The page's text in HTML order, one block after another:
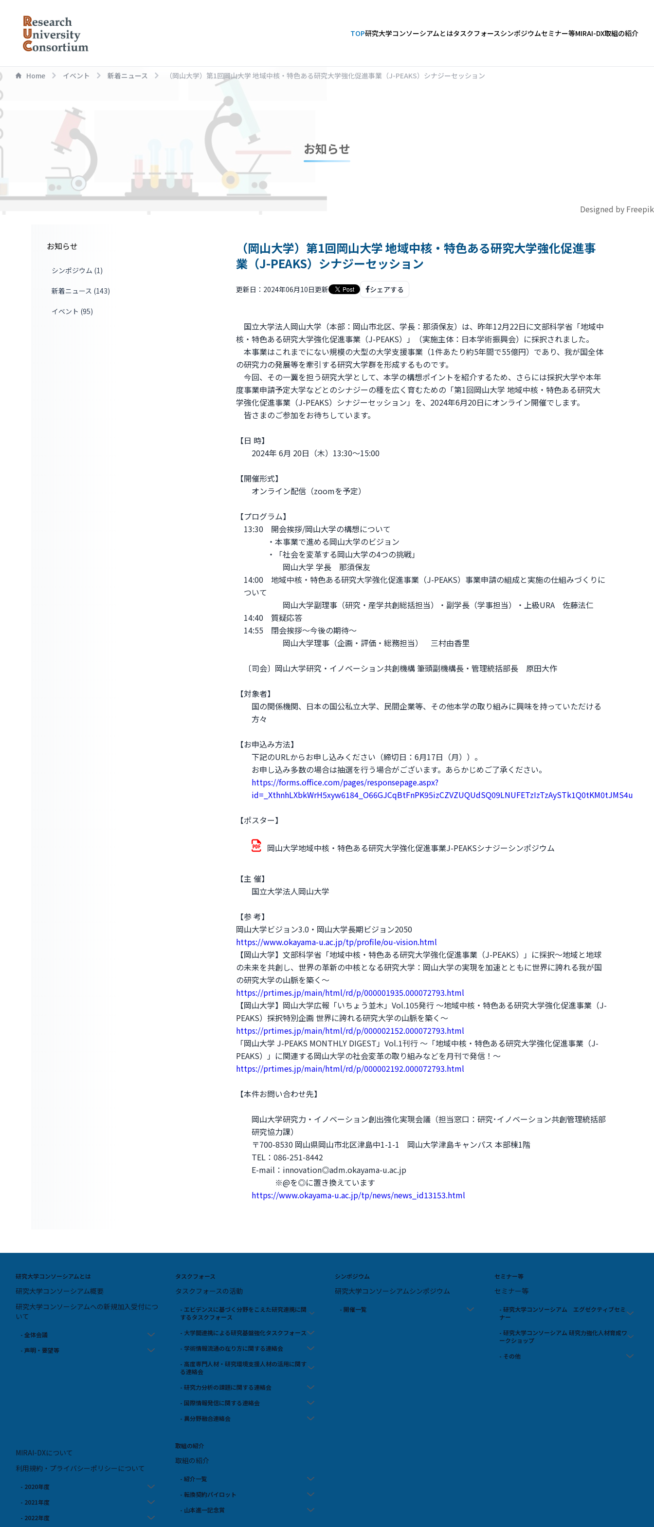
TOP研究大学コンソーシアムとはタスクフォースシンポジウムセミナー等MIRAI-DX取組の紹介
Home イベント 新着ニュース （岡山大学）第1回岡山大学 地域中核・特色ある研究大学強化促進事業（J-PEAKS）シナジーセッション
お知らせ
Designed by Freepik
お知らせ
シンポジウム (1)
新着ニュース (143)
イベント (95)
（岡山大学）第1回岡山大学 地域中核・特色ある研究大学強化促進事
業（J-PEAKS）シナジーセッション
更新日：2024年06月10日更新 シェアする
国立大学法人岡山大学（本部：岡山市北区、学長：那須保友）は、昨年12月22日に文部科学省「地域中
核・特色ある研究大学強化促進事業（J-PEAKS）」（実施主体：日本学術振興会）に採択されました。
本事業はこれまでにない規模の大型の大学支援事業（1件あたり約5年間で55億円）であり、我が国全体
の研究力の発展等を牽引する研究大学群を形成するものです。
今回、その一翼を担う研究大学として、本学の構想ポイントを紹介するため、さらには採択大学や本年
度事業申請予定大学などとのシナジーの種を広く育むための「第1回岡山大学 地域中核・特色ある研究大
学強化促進事業（J-PEAKS）シナジーセッション」を、2024年6月20日にオンライン開催でします。
皆さまのご参加をお待ちしています。
【日 時】
2024年 6月 20日（木）13:30～15:00
【開催形式】
オンライン配信（zoomを予定）
【プログラム】
13:30 開会挨拶/岡山大学の構想について
・本事業で進める岡山大学のビジョン
・「社会を変革する岡山大学の4つの挑戦」
岡山大学 学長 那須保友
14:00 地域中核・特色ある研究大学強化促進事業（J-PEAKS）事業申請の組成と実施の仕組みづくりに
ついて
岡山大学副理事（研究・産学共創総括担当）・副学長（学事担当）・上級URA 佐藤法仁
14:40 質疑応答
14:55 閉会挨拶～今後の期待～
岡山大学理事（企画・評価・総務担当） 三村由香里
〔司会〕岡山大学研究・イノベーション共創機構 筆頭副機構長・管理統括部長 原田大作
【対象者】
国の関係機関、日本の国公私立大学、民間企業等、その他本学の取り組みに興味を持っていただける
方々
【お申込み方法】
下記のURLからお申し込みください（締切日：6月17日（月））。
お申し込み多数の場合は抽選を行う場合がございます。あらかじめご了承ください。
https://forms.office.com/pages/responsepage.aspx?
id=_XthnhLXbkWrH5xyw6184_O66GJCqBtFnPK95izCZVZUQUdSQ09LNUFETzIzTzAySTk1Q0tKM0tJMS4u
【ポスター】
岡山大学地域中核・特色ある研究大学強化促進事業J-PEAKSシナジーシンポジウム
【主 催】
国立大学法人岡山大学
【参 考】
岡山大学ビジョン3.0・岡山大学長期ビジョン2050
https://www.okayama-u.ac.jp/tp/profile/ou-vision.html
【岡山大学】文部科学省「地域中核・特色ある研究大学強化促進事業（J-PEAKS）」に採択～地域と地球
の未来を共創し、世界の革新の中核となる研究大学：岡山大学の実現を加速とともに世界に誇れる我が国
の研究大学の山脈を築く～
https://prtimes.jp/main/html/rd/p/000001935.000072793.html
【岡山大学】岡山大学広報「いちょう並木」Vol.105発行 ～地域中核・特色ある研究大学強化促進事業（J-
PEAKS）採択特別企画 世界に誇れる研究大学の山脈を築く～
https://prtimes.jp/main/html/rd/p/000002152.000072793.html
「岡山大学 J-PEAKS MONTHLY DIGEST」Vol.1刊行 ～「地域中核・特色ある研究大学強化促進事業（J-
PEAKS）」に関連する岡山大学の社会変革の取り組みなどを月刊で発信！～
https://prtimes.jp/main/html/rd/p/000002192.000072793.html
【本件お問い合わせ先】
岡山大学研究力・イノベーション創出強化実現会議（担当窓口：研究･イノベーション共創管理統括部
研究協力課）
〒700-8530 岡山県岡山市北区津島中1-1-1 岡山大学津島キャンパス 本部棟1階
TEL：086-251-8442
E-mail：innovation◎adm.okayama-u.ac.jp
※@を◎に置き換えています
https://www.okayama-u.ac.jp/tp/news/news_id13153.html
研究大学コンソーシアムとは
研究大学コンソーシアム概要
研究大学コンソーシアムへの新規加入受付につ
いて
- 全体会議
- 声明・要望等
タスクフォース
タスクフォースの活動
- エビデンスに基づく分野をこえた研究連携に関
するタスクフォース
- 大学間連携による研究基盤強化タスクフォース
- 学術情報流通の在り方に関する連絡会
- 高度専門人材・研究環境支援人材の活用に関す
る連絡会
- 研究力分析の課題に関する連絡会
- 国際情報発信に関する連絡会
- 異分野融合連絡会
シンポジウム
研究大学コンソーシアムシンポジウム
- 開催一覧
セミナー等
セミナー等
- 研究大学コンソーシアム エグゼクティブセミ
ナー
- 研究大学コンソーシアム 研究力強化人材育成ワ
ークショップ
- その他
MIRAI-DXについて
利用規約・プライバシーポリシーについて
- 2020年度
- 2021年度
- 2022年度
取組の紹介
取組の紹介
- 紹介一覧
- 転換契約パイロット
- 山本進一記念賞